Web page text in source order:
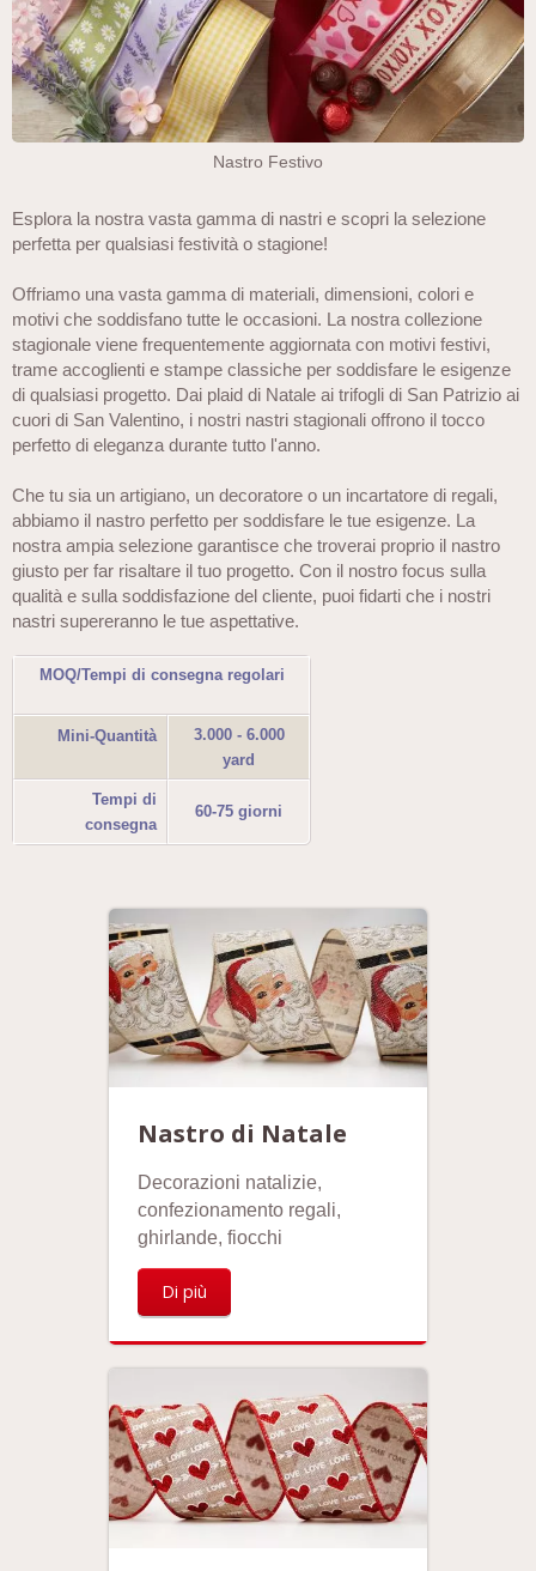
Nastro Festivo
Esplora la nostra vasta gamma di nastri e scopri la selezione
perfetta per qualsiasi festività o stagione!
Offriamo una vasta gamma di materiali, dimensioni, colori e
motivi che soddisfano tutte le occasioni. La nostra collezione
stagionale viene frequentemente aggiornata con motivi festivi,
trame accoglienti e stampe classiche per soddisfare le esigenze
di qualsiasi progetto. Dai plaid di Natale ai trifogli di San Patrizio ai
cuori di San Valentino, i nostri nastri stagionali offrono il tocco
perfetto di eleganza durante tutto l'anno.
Che tu sia un artigiano, un decoratore o un incartatore di regali,
abbiamo il nastro perfetto per soddisfare le tue esigenze. La
nostra ampia selezione garantisce che troverai proprio il nastro
giusto per far risaltare il tuo progetto. Con il nostro focus sulla
qualità e sulla soddisfazione del cliente, puoi fidarti che i nostri
nastri supereranno le tue aspettative.
MOQ/Tempi di consegna regolari
Mini-Quantità
3.000 - 6.000
yard
Tempi di
consegna
60-75 giorni
Nastro di Natale
Decorazioni natalizie,
confezionamento regali,
ghirlande, fiocchi
Di più